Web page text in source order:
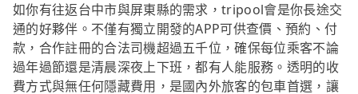
如你有往返台中市與屏東縣的需求，tripool會是你長途交
通的好夥伴。不僅有獨立開發的APP可供查價、預約、付
款，合作註冊的合法司機超過五千位，確保每位乘客不論
過年過節還是清晨深夜上下班，都有人能服務。透明的收
費方式與無任何隱藏費用，是國內外旅客的包車首選，讓